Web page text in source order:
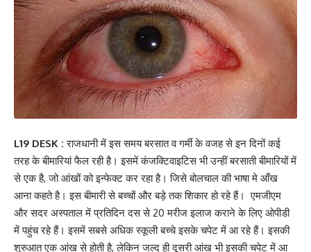
L19 DESK :राजधानी में इस समय बरसात व गर्मी के वजह से इन दिनों कई
तरह के बीमारियां फैल रही है। इसमें कंजक्टिवाइटिस भी उन्हीं बरसाती बीमारियों में
से एक है, जो आंखों को इन्फेक्ट कर रहा है। जिसे बोलचाल की भाषा मे आँख
आना कहते है। इस बीमारी से बच्चों और बड़े तक शिकार हो रहे हैं। एमजीएम
और सदर अस्पताल में प्रतिदिन दस से 20 मरीज इलाज कराने के लिए ओपीडी
में पहुंच रहे हैं। इसमें सबसे अधिक स्कूली बच्चे इसके चपेट में आ रहे हैं। इसकी
शुरुआत एक आंख से होती है, लेकिन जल्द ही दूसरी आंख भी इसकी चपेट में आ